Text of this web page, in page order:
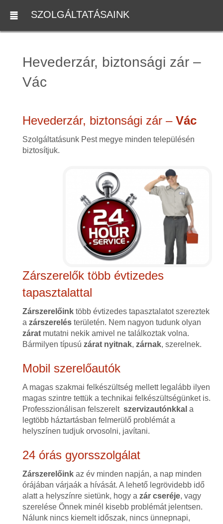
SZOLGÁLTATÁSAINK
Hevederzár, biztonsági zár –
Vác
Hevederzár, biztonsági zár – Vác
Szolgáltatásunk Pest megye minden településén
biztosítjuk.
Zárszerelők több évtizedes
tapasztalattal
Zárszerelőinktöbb évtizedes tapasztalatot szereztek
a zárszerelésterületén. Nem nagyon tudunk olyan
záratmutatni nekik amivel ne találkoztak volna.
Bármilyen típusú zárat nyitnak, zárnak, szerelnek.
Mobil szerelőautók
A magas szakmai felkészültség mellett legalább ilyen
magas szintre tettük a technikai felkészültségünket is.
Professzionálisan felszerelt szervizautónkkal a
legtöbb háztartásban felmerülő problémát a
helyszínen tudjuk orvosolni, javítani.
24 órás gyorsszolgálat
Zárszerelőinkaz év minden napján, a nap minden
órájában várjaák a hívását. A lehető legrövidebb idő
alatt a helyszínre sietünk, hogy a zár cseréje, vagy
szerelése Önnek minél kisebb problémát jelentsen.
Nálunk nincs kiemelt időszak, nincs ünnepnapi,